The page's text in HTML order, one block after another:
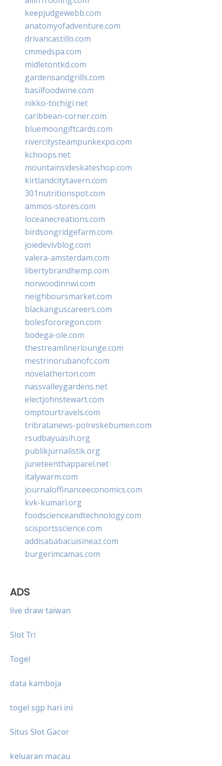
keepjudgewebb.com
anatomyofadventure.com
drivancastillo.com
cmmedspa.com
midletontkd.com
gardensandgrills.com
basilfoodwine.com
nikko-tochigi.net
caribbean-corner.com
bluemoongiftcards.com
rivercitysteampunkexpo.com
kchoops.net
mountainsideskateshop.com
kirtlandcitytavern.com
301nutritionspot.com
ammos-stores.com
loceanecreations.com
birdsongridgefarm.com
joiedevivblog.com
valera-amsterdam.com
libertybrandhemp.com
norwoodinnwi.com
neighboursmarket.com
blackanguscareers.com
bolesfororegon.com
bodega-ole.com
thestreamlinerlounge.com
mestrinorubanofc.com
novelatherton.com
nassvalleygardens.net
electjohnstewart.com
omptourtravels.com
tribratanews-polreskebumen.com
rsudbayuasih.org
publikjurnalistik.org
juneteenthapparel.net
italywarm.com
journaloffinanceeconomics.com
kvk-kumari.org
foodscienceandtechnology.com
scisportsscience.com
addisababacuisineaz.com
burgerimcamas.com
ADS
live draw taiwan
Slot Tri
Togel
data kamboja
togel sgp hari ini
Situs Slot Gacor
keluaran macau